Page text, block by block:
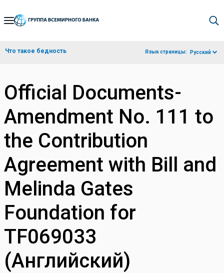
Skip
Navigation
Что такое бедность Язык страницы: Русский
Official Documents-
Amendment No. 111 to
the Contribution
Agreement with Bill and
Melinda Gates
Foundation for
TF069033
(Английский)